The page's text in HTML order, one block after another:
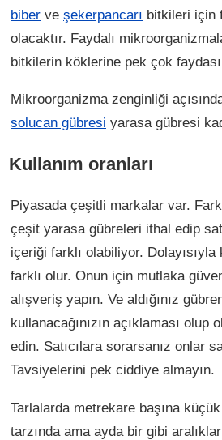
biber ve şekerpancarı bitkileri için
olacaktır. Faydalı
bitkilerin köklerine pek çok faydası
Mikroorganizma zenginliği
solucan gübresi yarasa gübresi
Kullanım oranları
Piyasada çeşitli markalar var.
çeşit yarasa gübreleri ithal edip
içeriği farklı olabiliyor. Dolayısıyla
farklı olur. Onun için mutlaka
alışveriş yapın. Ve aldığınız
kullanacağınızın açıklaması olup
edin. Satıcılara sorarsanız onlar
Tavsiyelerini pek ciddiye almayın.
Tarlalarda metrekare başına
tarzında ama ayda bir gibi